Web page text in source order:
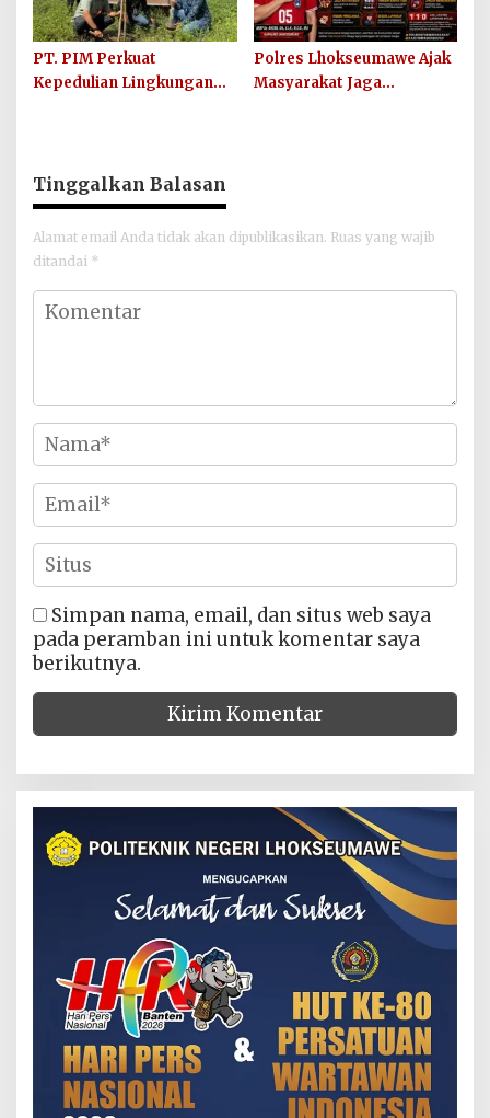
PT. PIM Perkuat
Kepedulian Lingkungan
Polres Lhokseumawe Ajak
Masyarakat Jaga
Tinggalkan Balasan
Alamat email Anda tidak akan dipublikasikan. Ruas yang wajib
ditandai *
Simpan nama, email, dan situs web saya
pada peramban ini untuk komentar saya
berikutnya.